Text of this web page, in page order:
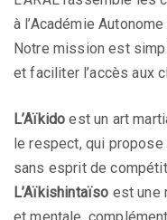
à l’Académie
Notre mission est
et faciliter l’accès aux
L’Aïkido est un art
le respect, qui
sans esprit de
L’Aïkishintaïso est une